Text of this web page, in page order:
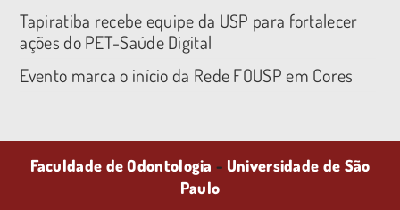
Tapiratiba recebe equipe da USP para fortalecer
ações do PET-Saúde Digital
Evento marca o início da Rede FOUSP em Cores
Faculdade de Odontologia - Universidade de São
Paulo